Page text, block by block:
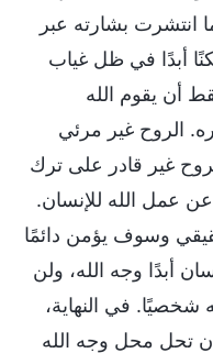
انتشرت بشارته عبر
أبدًا في ظل غياب
أن يقوم الله
الروح غير مرئي
غير قادر على ترك
عمل الله للإنسان.
وسوف يؤمن دائمًا
أبدًا وجه الله، ولن
شخصيًا. في النهاية،
أن تحل محل وجه الله